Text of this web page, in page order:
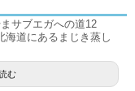
サブエガへの道12
海道にあるまじき蒸し
む